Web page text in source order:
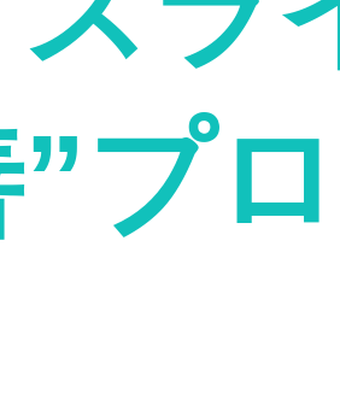
プ